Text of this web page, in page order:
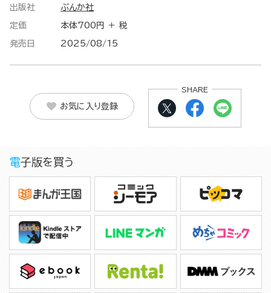
出版社 ぶんか社
定価 本体700円 ＋ 税
発売日 2025/08/15
お気に入り登録
SHARE
電子版を買う